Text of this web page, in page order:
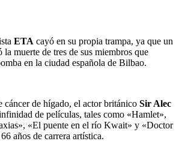
ETA cayó en su propia trampa, ya que un
muerte de tres de sus miembros que
en la ciudad española de Bilbao.
cáncer de hígado, el actor británico Sir Alec
de películas, tales como «Hamlet»,
«El puente en el río Kwait» y «Doctor
años de carrera artística.